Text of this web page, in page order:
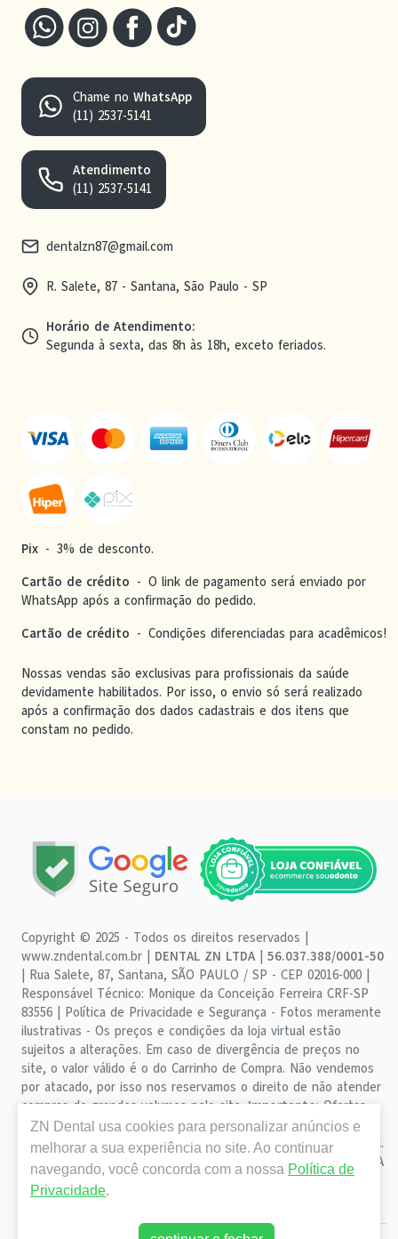
Chame no WhatsApp
(11) 2537-5141
Atendimento
(11) 2537-5141
dentalzn87@gmail.com
R. Salete, 87 - Santana, São Paulo - SP
Horário de Atendimento:
Segunda à sexta, das 8h às 18h, exceto feriados.
Pix - 3% de desconto.
Cartão de crédito - O link de pagamento será enviado por
WhatsApp após a confirmação do pedido.
Cartão de crédito - Condições diferenciadas para acadêmicos!
Nossas vendas são exclusivas para profissionais da saúde
devidamente habilitados. Por isso, o envio só será realizado
após a confirmação dos dados cadastrais e dos itens que
constam no pedido.
Copyright © 2025 - Todos os direitos reservados |
www.zndental.com.br | DENTAL ZN LTDA
56.037.388/0001-50
| Rua Salete, 87, Santana, SÃO PAULO / SP - CEP 02016-000 |
Responsável Técnico: Monique da Conceição Ferreira CRF-SP
83556 | Política de Privacidade e Segurança - Fotos meramente
ilustrativas - Os preços e condições da loja virtual estão
sujeitos a alterações. Em caso de divergência de preços no
site, o valor válido é o do Carrinho de Compra. Não vendemos
por atacado, por isso nos reservamos o direito de não atender
compras de grandes volumes pelo site. Importante: Ofertas
válidas enquanto durarem os estoques. Vendas sujeitas a
análise, disponibilidade e confirmação de dados pela ZN Dental.
CUPONS DE DESCONTO NÃO SÃO VÁLIDOS PARA OFERTAS DA
CATEGORIA SALDÃO. CUPONS DE DESCONTO NÃO SÃO
CUMULATIVOS ENTRE SI NEM COM DESCONTO DO PIX.
ZN Dental usa cookies para personalizar anúncios e
melhorar a sua experiência no site. Ao continuar
navegando, você concorda com a nossa Política de
Privacidade.